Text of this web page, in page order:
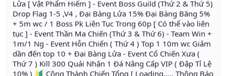
Lửa [ Vật Phẩm Hiếm ] - Event Boss Guild (Thứ 2 & Thứ 5)
Drop Flag 1-5 ,V4 , Đại Bàng Lửa 15% Đại Bàng Băng 5%
+ 5m wc / 1 Boss Pk Liên Tục Trong 60p [ Có thể vào liên
tục ] - Event Thần Ma Chiến (Thứ 3 & Thứ 6) - Team Win +
1m/1 Ng - Event Hỗn Chiến ( Thứ 4 ) Top 1 10m wc Giảm
dần đến top 10 + Đại Bàng Lửa - Event Cổ Chiến Xưa (
Thứ 7 ) Kill 300 Quái Nhận 1 Đá Nâng Cấp VIP ( Đập Tỉ Lệ
10% ) 🔰 Công Thành Chiến Tổng [ Loading..... Thông Báo